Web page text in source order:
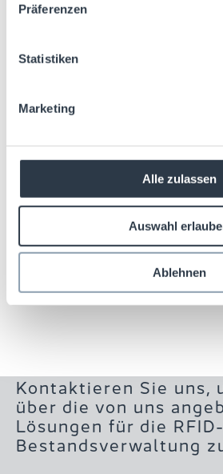
Präferenzen
Statistiken
Marketing
Alle zulassen
Auswahl
Ablehnen
werden.
geräten gelesen und
Diese Daten stehen
Echtzeit zur
analysieren und auf eine
für Ihr Unternehmen
Kontaktieren Sie uns,
über die von uns
Lösungen für die RFID-
Bestandsverwaltung